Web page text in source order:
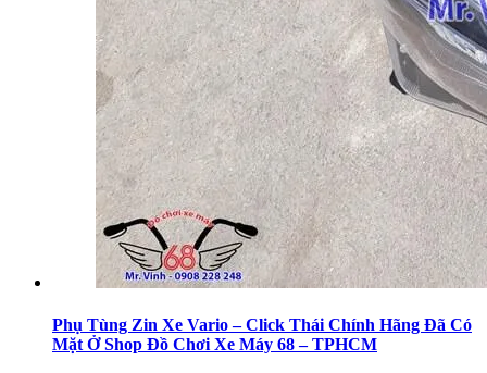
Phụ Tùng Zin Xe Vario – Click Thái Chính Hãng Đã Có
Mặt Ở Shop Đồ Chơi Xe Máy 68 – TPHCM